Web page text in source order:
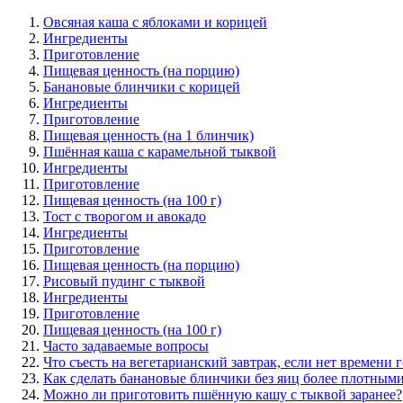
Овсяная каша с яблоками и корицей
Ингредиенты
Приготовление
Пищевая ценность (на порцию)
Банановые блинчики с корицей
Ингредиенты
Приготовление
Пищевая ценность (на 1 блинчик)
Пшённая каша с карамельной тыквой
Ингредиенты
Приготовление
Пищевая ценность (на 100 г)
Тост с творогом и авокадо
Ингредиенты
Приготовление
Пищевая ценность (на порцию)
Рисовый пудинг с тыквой
Ингредиенты
Приготовление
Пищевая ценность (на 100 г)
Часто задаваемые вопросы
Что съесть на вегетарианский завтрак, если нет времени
Как сделать банановые блинчики без яиц более
Можно ли приготовить пшённую кашу с тыквой заранее?